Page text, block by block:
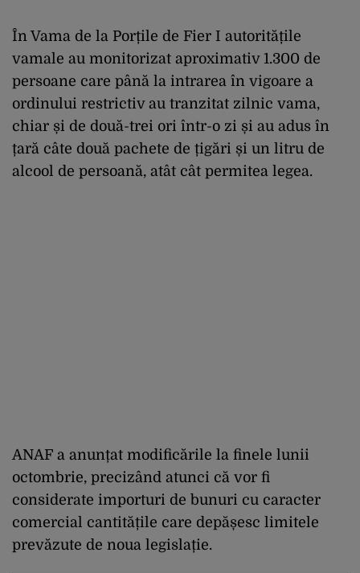
În Vama de la Porțile de Fier I autoritățile
vamale au monitorizat aproximativ 1.300 de
persoane care până la intrarea în vigoare a
ordinului restrictiv au tranzitat zilnic vama,
chiar și de două-trei ori într-o zi și au adus în
țară câte două pachete de țigări și un litru de
alcool de persoană, atât cât permitea legea.
ANAF a anunțat modificările la finele lunii
octombrie, precizând atunci că vor fi
considerate importuri de bunuri cu caracter
comercial cantitățile care depășesc limitele
prevăzute de noua legislație.